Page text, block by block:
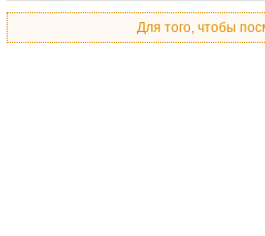
Для того, чтобы